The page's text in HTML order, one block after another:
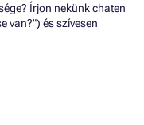
Írjon nekünk chaten
van?") és szívesen